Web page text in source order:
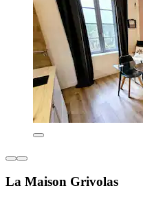
La Maison Grivolas